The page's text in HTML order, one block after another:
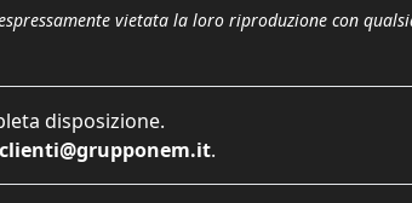
vietata la loro riproduzione con
disposizione.
.